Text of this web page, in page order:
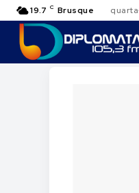
19.7 C Brusque